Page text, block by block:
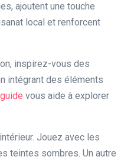
ajoutent une touche
local et renforcent
inspirez-vous des
intégrant des éléments
guide vous aide à explorer
Jouez avec les
teintes sombres. Un autre